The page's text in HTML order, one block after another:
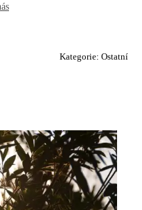
Kategorie: Ostatní